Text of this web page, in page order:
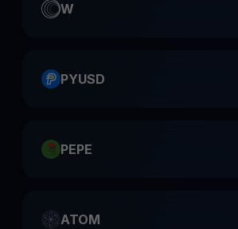
W
PYUSD
PEPE
ATOM